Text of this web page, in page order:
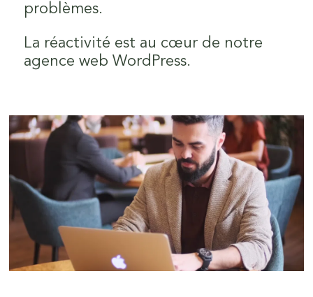
problèmes.
La réactivité est au cœur de notre
agence web WordPress.